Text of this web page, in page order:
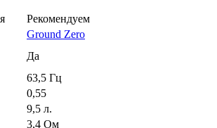
Рекомендуем
Ground Zero
Да
63,5 Гц
0,55
9,5 л.
3,4 Ом